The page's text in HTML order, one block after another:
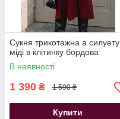
Сукня трикотажна а силуету
міді в клітинку бордова
В наявності
1 390 ₴ 1 590 ₴
Купити